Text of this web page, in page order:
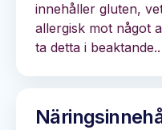
innehåller gluten,
allergisk mot något
ta detta i beaktande..